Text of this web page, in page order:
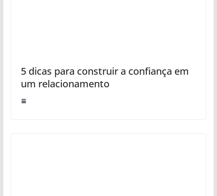
5 dicas para construir a confiança em
um relacionamento